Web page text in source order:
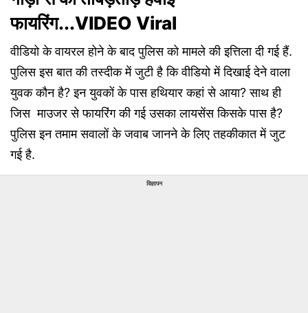
फायरिंग...VIDEO Viral
वीडियो के वायरल होने के बाद पुलिस को मामले की इत्तिला दी गई हैं.
पुलिस इस बात की तस्दीक में जुटी है कि वीडियो में दिखाई देने वाला
युवक कौन है? इन युवकों के पास हथियार कहां से आया? साथ ही
जिस माउजर से फायरिंग की गई उसका लायसेंस किसके पास है?
पुलिस इन तमाम सवालों के जवाब जानने के लिए तहकीकात में जुट
गई है.
विज्ञापन